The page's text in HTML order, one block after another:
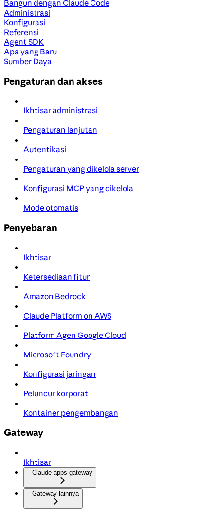
Bangun dengan Claude Code
Administrasi
Konfigurasi
Referensi
Agent SDK
Apa yang Baru
Sumber Daya
Pengaturan dan akses
Ikhtisar administrasi
Pengaturan lanjutan
Autentikasi
Pengaturan yang dikelola server
Konfigurasi MCP yang dikelola
Mode otomatis
Penyebaran
Ikhtisar
Ketersediaan fitur
Amazon Bedrock
Claude Platform on AWS
Platform Agen Google Cloud
Microsoft Foundry
Konfigurasi jaringan
Peluncur korporat
Kontainer pengembangan
Gateway
Ikhtisar
Claude apps gateway
Gateway lainnya